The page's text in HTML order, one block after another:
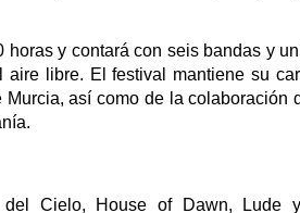
horas y contará con seis bandas y
libre. El festival mantiene su
así como de la colaboración
del Cielo, House of Dawn, Lude